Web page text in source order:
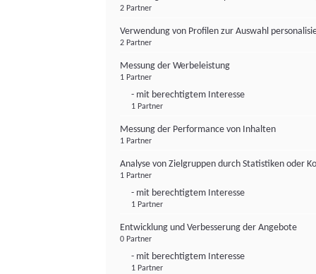
2 Partner
Verwendung von Profilen zur Auswahl
2 Partner
Messung der Werbeleistung
1 Partner
- mit berechtigtem Interesse
1 Partner
Messung der Performance von Inhalten
1 Partner
Analyse von Zielgruppen durch Statistiken oder
1 Partner
- mit berechtigtem Interesse
1 Partner
Entwicklung und Verbesserung der Angebote
0 Partner
- mit berechtigtem Interesse
1 Partner